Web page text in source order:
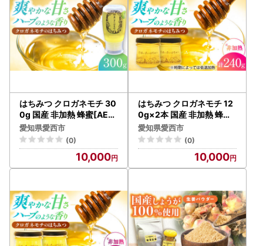
はちみつ クロガネモチ 30
0g 国産 非加熱 蜂蜜[AEB
P001]
愛知県愛西市
(0)
10,000
はちみつ クロガネモチ 12
0g×2本 国産 非加熱 蜂蜜[
AEBP002]
愛知県愛西市
(0)
10,000